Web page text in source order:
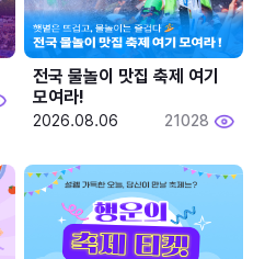
전국 물놀이 맛집 축제 여기
모여라!
2026.08.06 21028